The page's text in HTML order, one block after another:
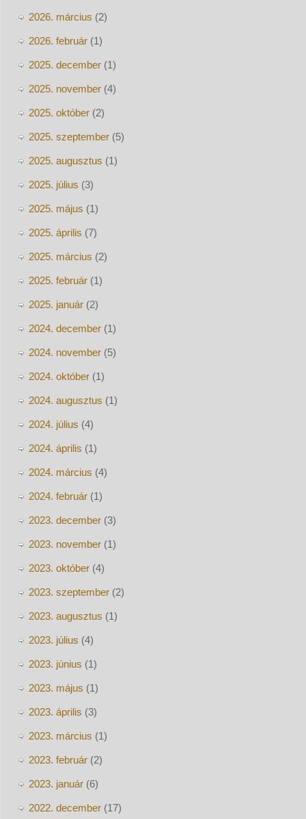
2026. március (2)
2026. február(1)
2025. december(1)
2025. november(4)
2025. október(2)
2025. szeptember(5)
2025. augusztus (1)
2025. július (3)
2025. május (1)
2025. április (7)
2025. március (2)
2025. február(1)
2025. január(2)
2024. december(1)
2024. november(5)
2024. október(1)
2024. augusztus (1)
2024. július (4)
2024. április (1)
2024. március (4)
2024. február(1)
2023. december(3)
2023. november(1)
2023. október(4)
2023. szeptember(2)
2023. augusztus (1)
2023. július (4)
2023. június (1)
2023. május (1)
2023. április (3)
2023. március (1)
2023. február(2)
2023. január(6)
2022. december(17)